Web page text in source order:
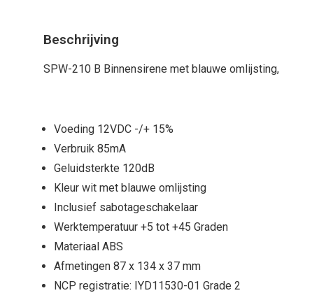
Beschrijving
SPW-210 B Binnensirene met blauwe omlijsting,
Voeding 12VDC -/+ 15%
Verbruik 85mA
Geluidsterkte 120dB
Kleur wit met blauwe omlijsting
Inclusief sabotageschakelaar
Werktemperatuur +5 tot +45 Graden
Materiaal ABS
Afmetingen 87 x 134 x 37 mm
NCP registratie: IYD11530-01 Grade 2